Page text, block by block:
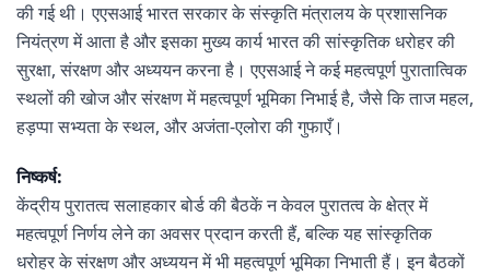
की गई थी। एएसआई भारत सरकार के संस्कृति मंत्रालय के प्रशासनिक
नियंत्रण में आता है और इसका मुख्य कार्य भारत की सांस्कृतिक धरोहर की
सुरक्षा, संरक्षण और अध्ययन करना है। एएसआई ने कई महत्वपूर्ण पुरातात्विक
स्थलों की खोज और संरक्षण में महत्वपूर्ण भूमिका निभाई है, जैसे कि ताज महल,
हड़प्पा सभ्यता के स्थल, और अजंता-एलोरा की गुफाएँ।
निष्कर्ष:
केंद्रीय पुरातत्व सलाहकार बोर्ड की बैठकें न केवल पुरातत्व के क्षेत्र में
महत्वपूर्ण निर्णय लेने का अवसर प्रदान करती हैं, बल्कि यह सांस्कृतिक
धरोहर के संरक्षण और अध्ययन में भी महत्वपूर्ण भूमिका निभाती हैं। इन बैठकों